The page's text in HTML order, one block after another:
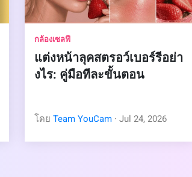
กล้องเซลฟี
แต่งหน้าลุคสตรอว์เบอร์รีอย่า
งไร: คู่มือทีละขั้นตอน
โดย Team YouCam · Jul 24, 2026